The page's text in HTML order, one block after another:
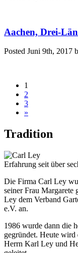
Aachen, Drei-
Posted Juni 9th, 2017
1
2
3
»
Tradition
Erfahrung seit über
Die Firma Carl Ley
seiner Frau Margarete
Ley dem Verband
e.V. an.
1986 wurde dann die
gegründet. Heute
Herrn Karl Ley und